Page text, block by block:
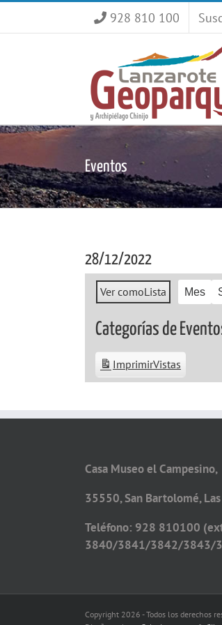
928 810 100
Eventos
28/12/2022
Ver comoLista Mes
Categorías de
ImprimirVistas
Casa Museo el Campesino,
35550, San Bartolomé,
Teléfono: 928 810100
3840/3841/3842/3843/
Copyright 2026 - Todos los derechos